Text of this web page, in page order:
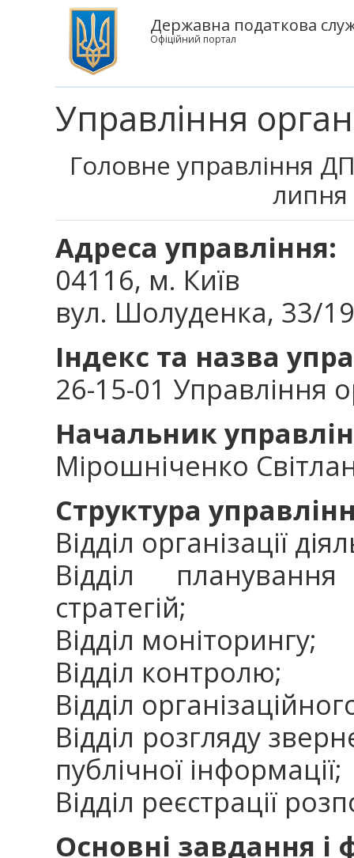
Державна податкова
Офіційний портал
Управління
Головне управління
липня
Адреса управління:
04116, м. Київ
вул. Шолуденка, 33/
Індекс та назва
26-15-01 Управління
Начальник
Мірошніченко
Структура
Відділ організації
Відділ
стратегій;
Відділ моніторингу;
Відділ контролю;
Відділ
Відділ розгляду
публічної інформації;
Відділ реєстрації
Основні завдання і